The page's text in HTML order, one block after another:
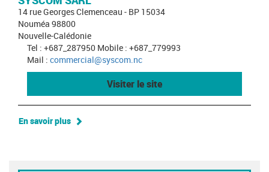
14 rue Georges Clemenceau - BP 15034
Nouméa 98800
Nouvelle-Calédonie
Tel : +687_287950 Mobile : +687_779993
Mail : commercial@syscom.nc
Visiter le site
En savoir plus